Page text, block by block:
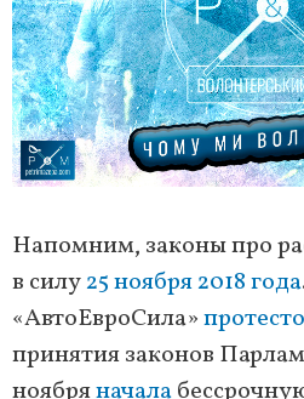
Напомним, законы про
в силу25 ноября 2018 года
«АвтоЕвроСила»
принятия законов
ноябряначала